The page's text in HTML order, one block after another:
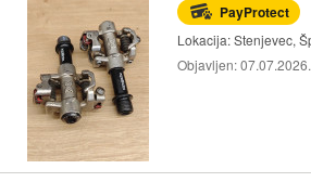
PayProtect
Lokacija:Stenjevec,
Objavljen:07.07.2026.